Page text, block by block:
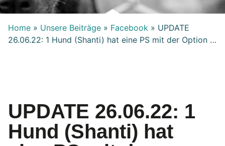
Home » Unsere Beiträge » Facebook » UPDATE
26.06.22: 1 Hund (Shanti) hat eine PS mit der Option …
UPDATE 26.06.22: 1
Hund (Shanti) hat